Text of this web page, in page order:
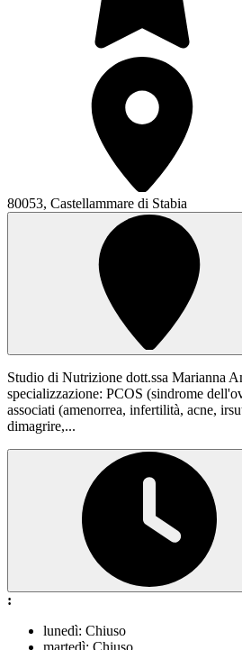
80053, Castellammare di Stabia
Studio di Nutrizione dott.ssa Marianna
specializzazione: PCOS (sindrome
associati (amenorrea, infertilità, acne,
dimagrire,...
:
lunedì: Chiuso
martedì: Chiuso